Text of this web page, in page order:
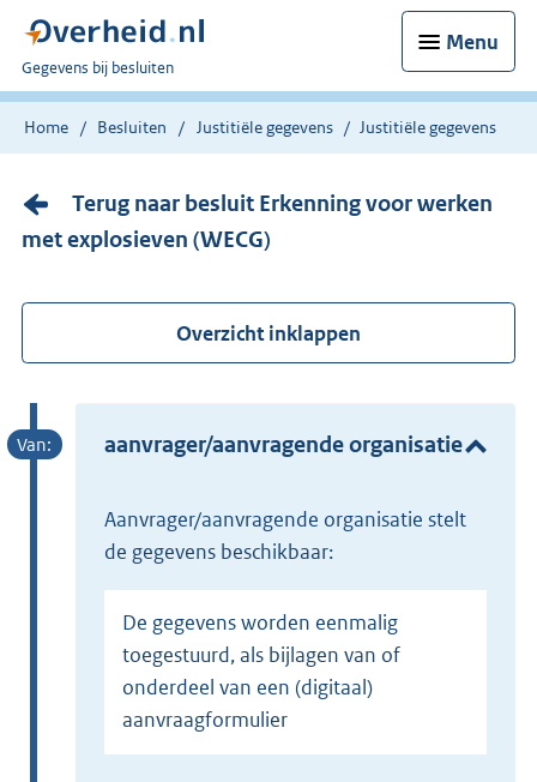
Menu
U
bent
nu
Gegevens bij besluiten
Home Besluiten Justitiële gegevens Justitiële gegevens
Terug naar besluit Erkenning voor werken
met explosieven (WECG)
Overzicht inklappen
aanvrager/aanvragende organisatie
aanvrager/aanvragende organisatie stelt
de gegevens beschikbaar:
De gegevens worden eenmalig
toegestuurd, als bijlagen van of
onderdeel van een (digitaal)
aanvraagformulier